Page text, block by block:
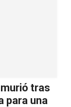
tras
para una